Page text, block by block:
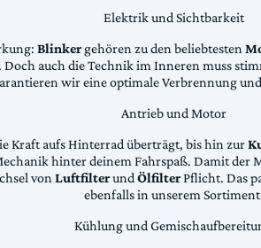
Elektrik und Sichtbarkeit
Blinker gehören zu den beliebtesten
auch die Technik im Inneren muss
wir eine optimale Verbrennung
Antrieb und Motor
Kraft aufs Hinterrad überträgt, bis hin zur
hinter deinem Fahrspaß. Damit der
vonLuftfilterundÖlfilterPflicht. Das
ebenfalls in unserem
Kühlung und